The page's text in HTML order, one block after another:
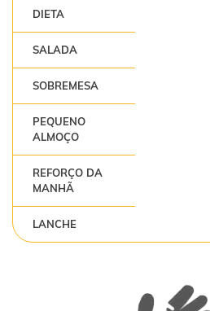
DIETA
SALADA
SOBREMESA
PEQUENO
ALMOÇO
REFORÇO DA
MANHÃ
LANCHE